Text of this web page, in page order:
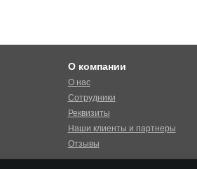
О компании
О нас
Сотрудники
Реквизиты
Наши клиенты и партнеры
Отзывы